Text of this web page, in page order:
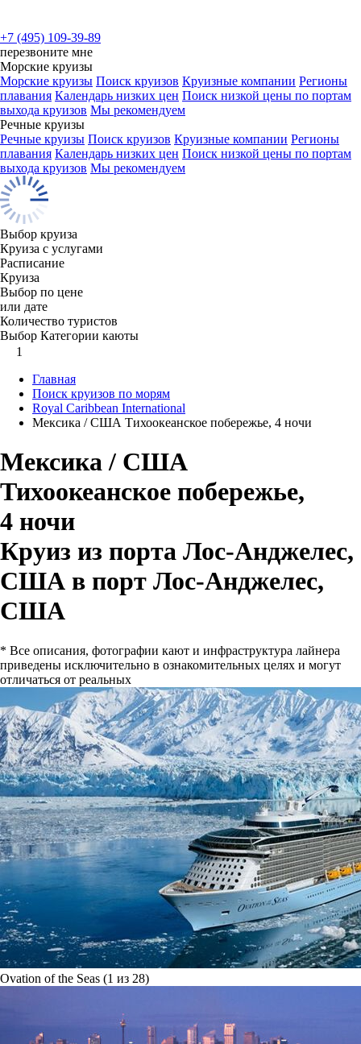
+7 (495) 109-39-89
перезвоните мне
Морские круизы
Морские круизы Поиск круизов Круизные компании Регионы
плавания Календарь низких цен Поиск низкой цены по портам
выхода круизов Мы рекомендуем
Речные круизы
Речные круизы Поиск круизов Круизные компании Регионы
плавания Календарь низких цен Поиск низкой цены по портам
выхода круизов Мы рекомендуем
Выбор круиза
Круиза с услугами
Расписание
Круиза
Выбор по цене
или дате
Количество туристов
Выбор Категории каюты
1
Главная
Поиск круизов по морям
Royal Caribbean International
Мексика / США Тихоокеанское побережье, 4 ночи
Мексика / США
Тихоокеанское побережье,
4 ночи
Круиз из порта Лос-Анджелес,
США в порт Лос-Анджелес,
США
* Все описания, фотографии кают и инфраструктура лайнера
приведены исключительно в ознакомительных целях и могут
отличаться от реальных
Ovation of the Seas (1 из 28)